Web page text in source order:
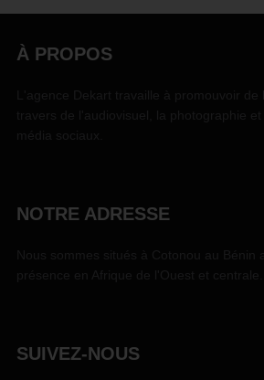
À PROPOS
NOTRE ADRESSE
SUIVEZ-NOUS